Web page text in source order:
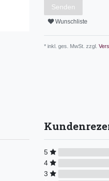
Senden
Wunschliste
* inkl. ges. MwSt. zzgl.
5
4
3